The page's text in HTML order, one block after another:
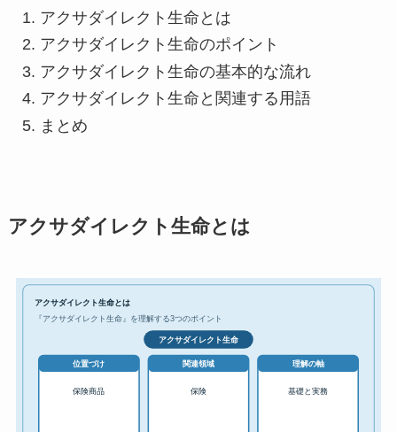
アクサダイレクト生命とは
アクサダイレクト生命のポイント
アクサダイレクト生命の基本的な流れ
アクサダイレクト生命と関連する用語
まとめ
アクサダイレクト生命とは
アクサダイレクト生命とは
『アクサダイレクト生命』を理解する3つのポイント
アクサダイレクト生命
位置づけ
保険商品
関連領域
保険
理解の軸
基礎と実務